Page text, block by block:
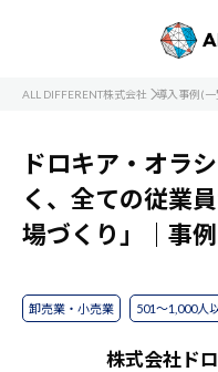
ALL DIFFERENT株式会社 導入事例(一
ドロキア・オラ
く、全ての従業
場づくり」｜事例
卸売業・小売業 501～1,000人
株式会社ド